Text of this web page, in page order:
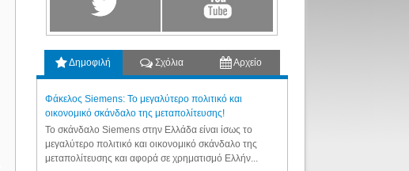
Δημοφιλή Σχόλια Αρχείο
Φάκελος Siemens: Το μεγαλύτερο πολιτικό και
οικονομικό σκάνδαλο της μεταπολίτευσης!
Το σκάνδαλο Siemens στην Ελλάδα είναι ίσως το
μεγαλύτερο πολιτικό και οικονομικό σκάνδαλο της
μεταπολίτευσης και αφορά σε χρηματισμό Ελλήν...